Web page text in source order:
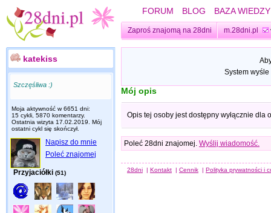
FORUM BLOG BAZA WIEDZY
Zaproś znajomą na 28dni m.28dni.pl
katekiss
Szczęśliwa :)
Moja aktywność w 6651 dni:
15 cykli, 5870 komentarzy.
Ostatnia wizyta 17.02.2019 . Mój
ostatni cykl się skończył.
Napisz do mnie
Poleć znajomej
Przyjaciółki (51)
System
Mój opis
Opis tej osoby jest dostępny wyłącznie dla
Poleć 28dni znajomej. Wyślij wiadomość.
28dni | Kontakt | Cennik | Polityka prywatności i